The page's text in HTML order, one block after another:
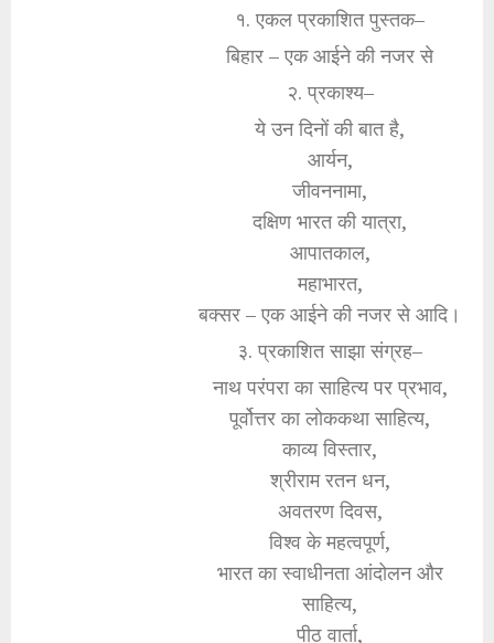
१. एकल प्रकाशित पुस्तक–
बिहार – एक आईने की नजर से
२. प्रकाश्य–
ये उन दिनों की बात है,
आर्यन,
जीवननामा,
दक्षिण भारत की यात्रा,
आपातकाल,
महाभारत,
बक्सर – एक आईने की नजर से आदि।
३. प्रकाशित साझा संग्रह–
नाथ परंपरा का साहित्य पर प्रभाव,
पूर्वोत्तर का लोककथा साहित्य,
काव्य विस्तार,
श्रीराम रतन धन,
अवतरण दिवस,
विश्व के महत्वपूर्ण,
भारत का स्वाधीनता आंदोलन और
साहित्य,
पीठ वार्ता,